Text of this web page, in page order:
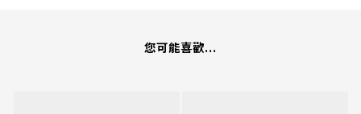
您可能喜歡...